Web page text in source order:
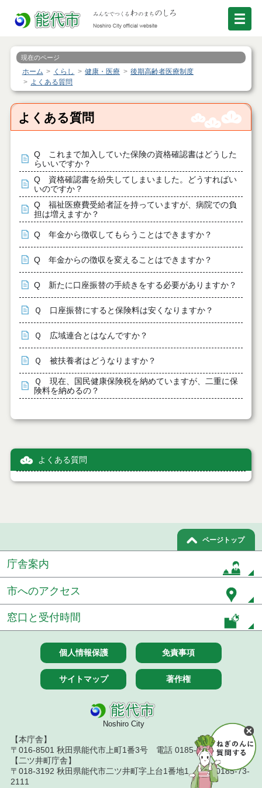
現在のページ
ホーム くらし 健康・医療
後期高齢者医療制度
よくある質問
よくある質問
Q これまで加入していた保険の資格確認書はどうした
らいいですか？
Q 資格確認書を紛失してしまいました。どうすればい
いのですか？
Q 福祉医療費受給者証を持っていますが、病院での負
担は増えますか？
Q 年金から徴収してもらうことはできますか？
Q 年金からの徴収を変えることはできますか？
Q 新たに口座振替の手続きをする必要がありますか？
Ｑ 口座振替にすると保険料は安くなりますか？
Ｑ 広域連合とはなんですか？
Ｑ 被扶養者はどうなりますか？
Ｑ 現在、国民健康保険税を納めていますが、二重に保
険料を納めるの？
よくある質問
ページトップ
庁舎案内
市へのアクセス
窓口と受付時間
個人情報保護 免責事項
サイトマップ 著作権
Noshiro City
【本庁舎】
〒016-8501 秋田県能代市上町1番3号 電話 0185-52-2111
【二ツ井町庁舎】
〒018-3192 秋田県能代市二ツ井町字上台1番地1 電話 0185-73-
2111